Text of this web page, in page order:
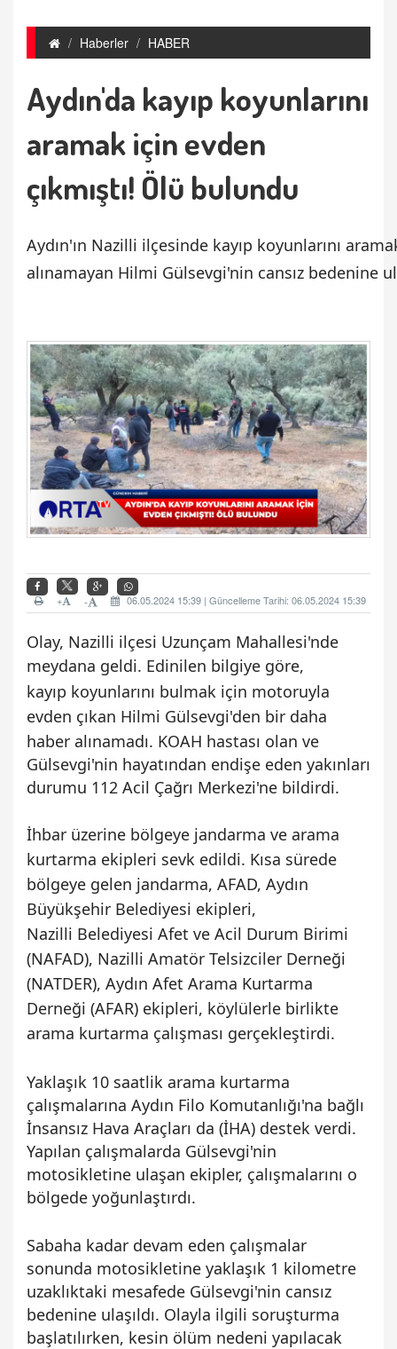
Haberler HABER
Aydın'da kayıp koyunlarını
aramak için evden
çıkmıştı! Ölü bulundu
Aydın'ın Nazilli ilçesinde kayıp koyunlarını
alınamayan Hilmi Gülsevgi'nin cansız bedenine
06.05.2024 15:39 | Güncelleme Tarihi: 06.05.2024 15:39
-
+
Olay, Nazilli ilçesi Uzunçam Mahallesi'nde
meydana geldi. Edinilen bilgiye göre,
kayıp koyunlarını bulmak için motoruyla
evden çıkan Hilmi Gülsevgi'den bir daha
haber alınamadı. KOAH hastası olan ve
Gülsevgi'nin hayatından endişe eden yakınları
durumu 112 Acil Çağrı Merkezi'ne bildirdi.
İhbar üzerine bölgeye jandarma ve arama
kurtarma ekipleri sevk edildi. Kısa sürede
bölgeye gelen jandarma, AFAD, Aydın
Büyükşehir Belediyesi ekipleri,
Nazilli Belediyesi Afet ve Acil Durum Birimi
(NAFAD), Nazilli Amatör Telsizciler Derneği
(NATDER), Aydın Afet Arama Kurtarma
Derneği (AFAR) ekipleri, köylülerle birlikte
arama kurtarma çalışması gerçekleştirdi.
Yaklaşık 10 saatlik arama kurtarma
çalışmalarına Aydın Filo Komutanlığı'na bağlı
İnsansız Hava Araçları da (İHA) destek verdi.
Yapılan çalışmalarda Gülsevgi'nin
motosikletine ulaşan ekipler, çalışmalarını o
bölgede yoğunlaştırdı.
Sabaha kadar devam eden çalışmalar
sonunda motosikletine yaklaşık 1 kilometre
uzaklıktaki mesafede Gülsevgi'nin cansız
bedenine ulaşıldı. Olayla ilgili soruşturma
başlatılırken, kesin ölüm nedeni yapılacak